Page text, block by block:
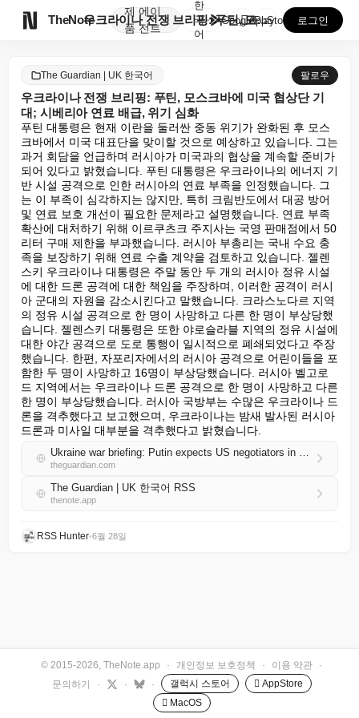
TheNote
제
품
에이
전트
우크라이나 전쟁 브리핑: 푸틴, 모스크바에 미국 협상단...
한
국
어
GooglePlay
AppStore 로그인
The Guardian | UK 한국어 팔로우
우크라이나 전쟁 브리핑: 푸틴, 모스크바에 미국 협상단 기
대; 시베리아 연료 배급, 위기 심화
푸틴 대통령은 현재 이란을 둘러싼 중동 위기가 완화된 후 모스
크바에서 미국 대표단을 맞이할 것으로 예상하고 있습니다. 그는
과거 회담을 언급하며 러시아가 미국과의 협상을 계속할 준비가
되어 있다고 밝혔습니다. 푸틴 대통령은 우크라이나의 에너지 기
반 시설 공격으로 인한 러시아의 연료 부족을 인정했습니다. 그
는 이 부족이 심각하지는 않지만, 특히 크림반도에서 대공 방어
및 연료 보호 개선이 필요한 문제라고 설명했습니다. 연료 부족
확산에 대처하기 위해 이르쿠츠크 주지사는 국영 판매점에서 50
리터 구매 제한을 부과했습니다. 러시아 부총리는 국내 수요 충
족을 보장하기 위해 연료 수출 계약을 검토하고 있습니다. 젤렌
스키 우크라이나 대통령은 주말 동안 두 개의 러시아 정유 시설
에 대한 드론 공격에 대한 책임을 주장하며, 이러한 공격이 러시
아 군대의 자원을 감소시킨다고 말했습니다. 크라스노다르 지역
의 정유 시설 공격으로 한 명이 사망하고 다른 한 명이 부상당했
습니다. 젤렌스키 대통령은 또한 야로슬라블 지역의 정유 시설에
대한 야간 공격으로 도로 통행이 일시적으로 폐쇄되었다고 주장
했습니다. 한편, 자포리자에서의 러시아 공격으로 어린이들을 포
함한 두 명이 사망하고 16명이 부상당했습니다. 러시아 벨고로
드 지역에서는 우크라이나 드론 공격으로 한 명이 사망하고 다른
한 명이 부상당했습니다. 러시아 국방부는 수많은 우크라이나 드
론을 격추했다고 보고했으며, 우크라이나는 밤새 발사된 러시아
드론과 미사일 대부분을 격추했다고 밝혔습니다.
Ukraine war briefing: Putin expects US negotiators in Moscow; fuel rationing in Siberia as crisis bites
theguardian.com
The Guardian | UK 한국어 RSS
thenote.app
RSS Hunter•6월 28일
© 2015-2026, TheNote.app · 개인정보 보호정책 · 이용 약관
·
문의하기
· · · 갤럭시 스토어
 AppStore
 MacOS